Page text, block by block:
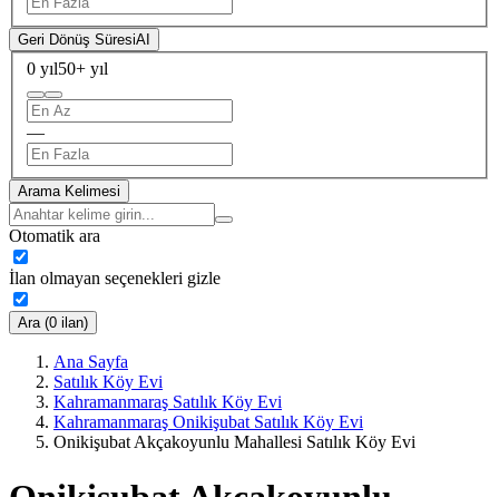
Geri Dönüş SüresiAI
0 yıl50+ yıl
—
Arama Kelimesi
Otomatik ara
İlan olmayan seçenekleri gizle
Ara (0 ilan)
Ana Sayfa
Satılık Köy Evi
Kahramanmaraş Satılık Köy Evi
Kahramanmaraş Onikişubat Satılık Köy Evi
Onikişubat Akçakoyunlu Mahallesi Satılık Köy Evi